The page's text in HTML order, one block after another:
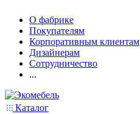
О фабрике
Покупателям
Корпоративным клиентам
Дизайнерам
Сотрудничество
...
Каталог